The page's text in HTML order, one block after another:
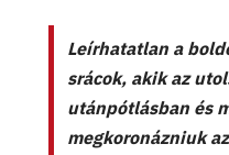
Leírhatatlan a
srácok, akik az
utánpótlásban és
megkoronázniuk